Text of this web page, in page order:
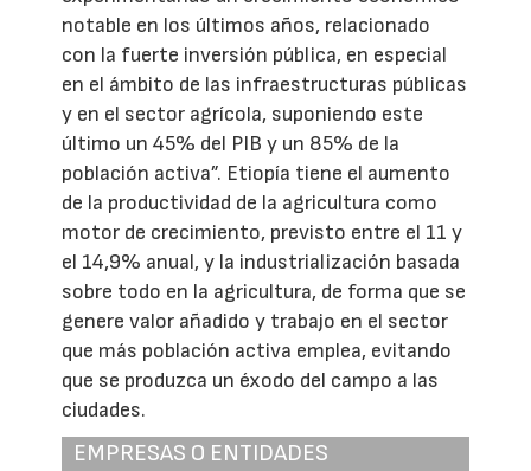
notable en los últimos años, relacionado
con la fuerte inversión pública, en especial
en el ámbito de las infraestructuras públicas
y en el sector agrícola, suponiendo este
último un 45% del PIB y un 85% de la
población activa”. Etiopía tiene el aumento
de la productividad de la agricultura como
motor de crecimiento, previsto entre el 11 y
el 14,9% anual, y la industrialización basada
sobre todo en la agricultura, de forma que se
genere valor añadido y trabajo en el sector
que más población activa emplea, evitando
que se produzca un éxodo del campo a las
ciudades.
EMPRESAS O ENTIDADES